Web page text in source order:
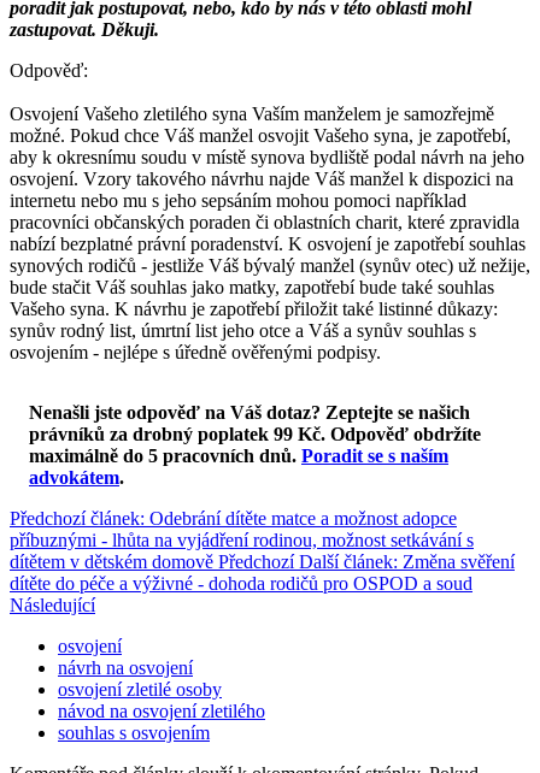
poradit jak postupovat, nebo, kdo by nás v této oblasti mohl
zastupovat. Děkuji.
Odpověď:
Osvojení Vašeho zletilého syna Vaším manželem je samozřejmě
možné. Pokud chce Váš manžel osvojit Vašeho syna, je zapotřebí,
aby k okresnímu soudu v místě synova bydliště podal návrh na jeho
osvojení. Vzory takového návrhu najde Váš manžel k dispozici na
internetu nebo mu s jeho sepsáním mohou pomoci například
pracovníci občanských poraden či oblastních charit, které zpravidla
nabízí bezplatné právní poradenství. K osvojení je zapotřebí souhlas
synových rodičů - jestliže Váš bývalý manžel (synův otec) už nežije,
bude stačit Váš souhlas jako matky, zapotřebí bude také souhlas
Vašeho syna. K návrhu je zapotřebí přiložit také listinné důkazy:
synův rodný list, úmrtní list jeho otce a Váš a synův souhlas s
osvojením - nejlépe s úředně ověřenými podpisy.
Nenašli jste odpověď na Váš dotaz? Zeptejte se našich
právníků za drobný poplatek 99 Kč. Odpověď obdržíte
maximálně do 5 pracovních dnů. Poradit se s naším
advokátem.
Předchozí článek: Odebrání dítěte matce a možnost adopce
příbuznými - lhůta na vyjádření rodinou, možnost setkávání s
dítětem v dětském domově Předchozí Další článek: Změna svěření
dítěte do péče a výživné - dohoda rodičů pro OSPOD a soud
Následující
osvojení
návrh na osvojení
osvojení zletilé osoby
návod na osvojení zletilého
souhlas s osvojením